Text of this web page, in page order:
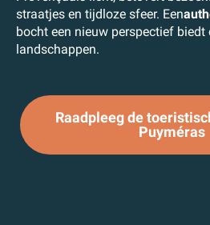
straatjes en tijdloze sfeer. Een
bocht een nieuw perspectief biedt
landschappen.
Raadpleeg de
Puyméras